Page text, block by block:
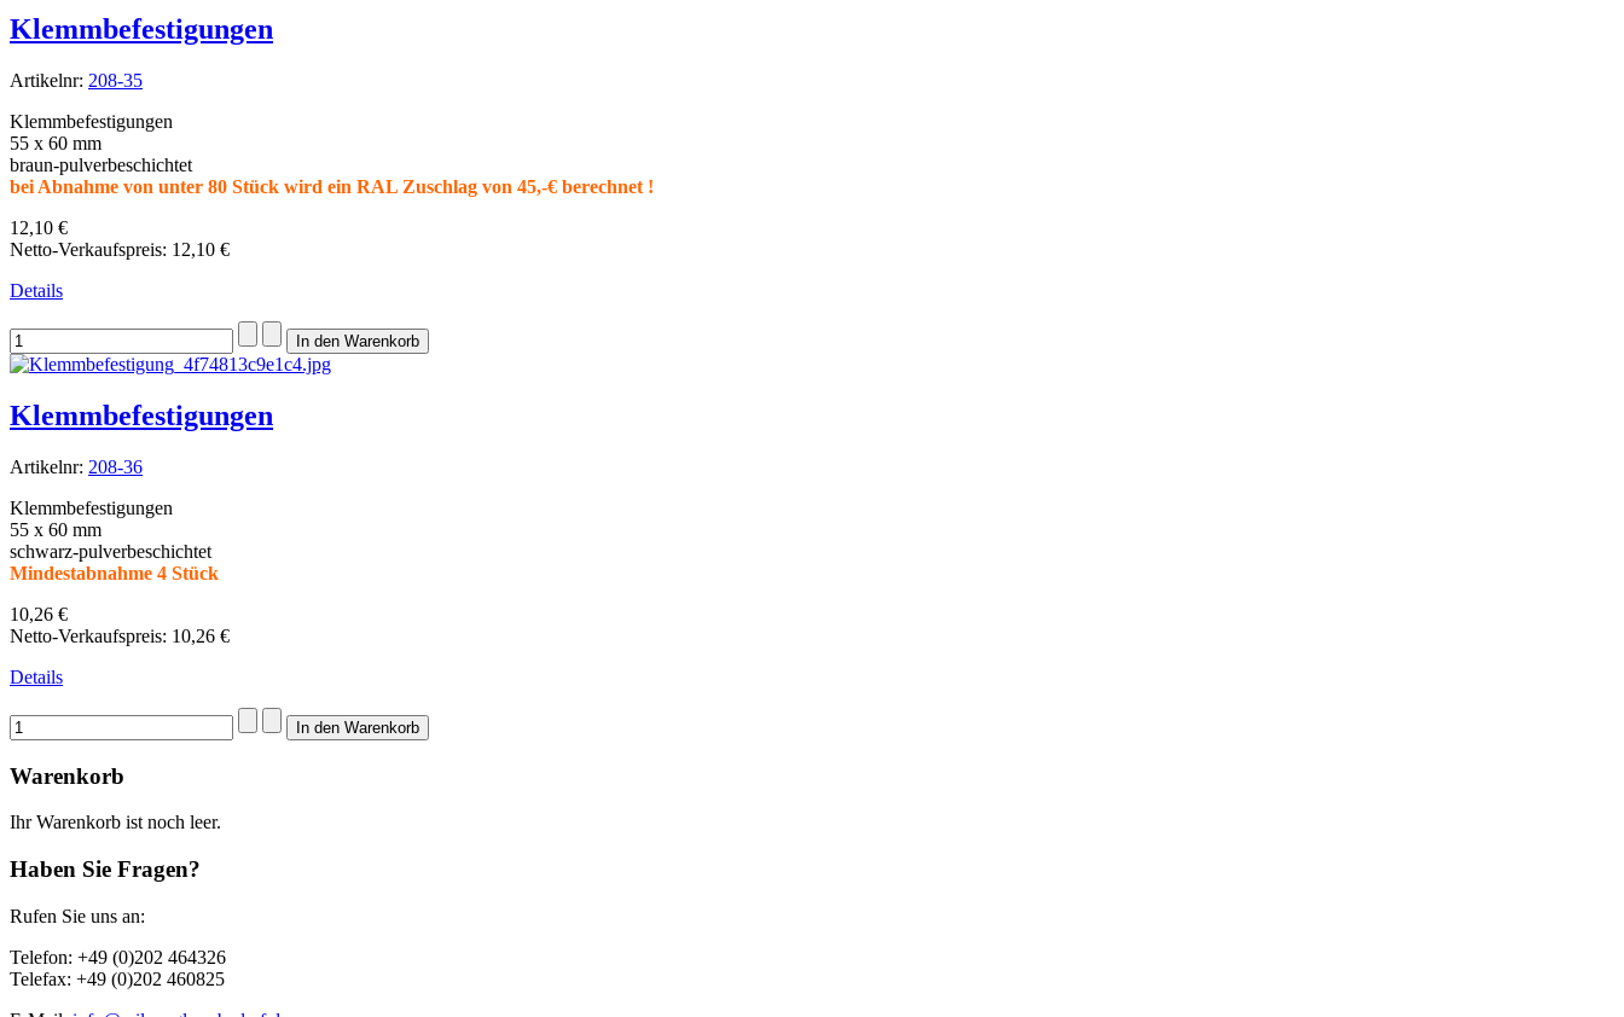
Klemmbefestigungen
Artikelnr: 208-35
Klemmbefestigungen
55 x 60 mm
braun-pulverbeschichtet
bei Abnahme von unter 80 Stück wird ein RAL Zuschlag von 45,-€ berechnet !
12,10 €
Netto-Verkaufspreis: 12,10 €
Details
Klemmbefestigungen
Artikelnr: 208-36
Klemmbefestigungen
55 x 60 mm
schwarz-pulverbeschichtet
Mindestabnahme 4 Stück
10,26 €
Netto-Verkaufspreis: 10,26 €
Details
Warenkorb
Ihr Warenkorb ist noch leer.
Haben Sie Fragen?
Rufen Sie uns an:
Telefon: +49 (0)202 464326
Telefax: +49 (0)202 460825